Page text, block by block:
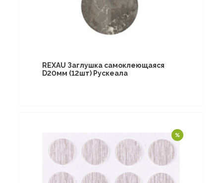
REXAU Заглушка самоклеющаяся
D20мм (12шт) Рускеала